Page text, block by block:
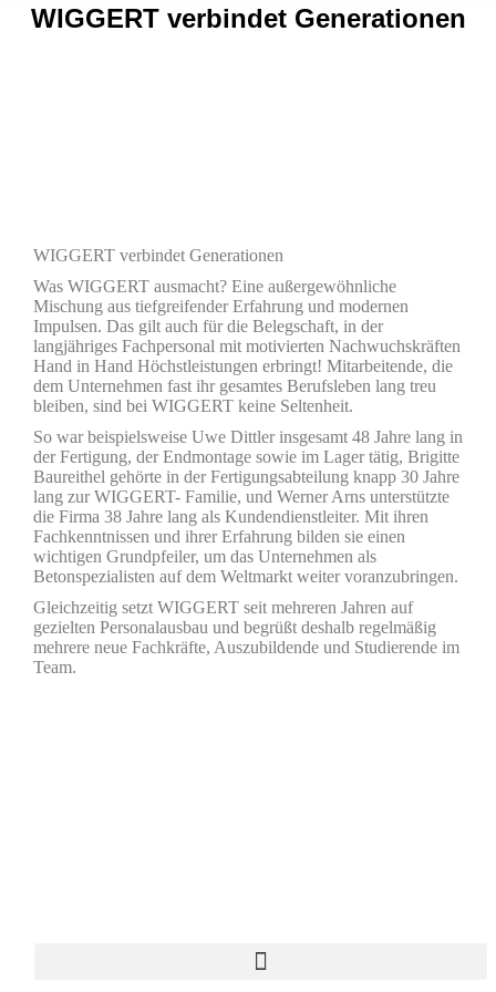
WIGGERT verbindet Generationen
WIGGERT verbindet Generationen
Was WIGGERT ausmacht? Eine außergewöhnliche
Mischung aus tiefgreifender Erfahrung und modernen
Impulsen. Das gilt auch für die Belegschaft, in der
langjähriges Fachpersonal mit motivierten Nachwuchskräften
Hand in Hand Höchstleistungen erbringt! Mitarbeitende, die
dem Unternehmen fast ihr gesamtes Berufsleben lang treu
bleiben, sind bei WIGGERT keine Seltenheit.
So war beispielsweise Uwe Dittler insgesamt 48 Jahre lang in
der Fertigung, der Endmontage sowie im Lager tätig, Brigitte
Baureithel gehörte in der Fertigungsabteilung knapp 30 Jahre
lang zur WIGGERT- Familie, und Werner Arns unterstützte
die Firma 38 Jahre lang als Kundendienstleiter. Mit ihren
Fachkenntnissen und ihrer Erfahrung bilden sie einen
wichtigen Grundpfeiler, um das Unternehmen als
Betonspezialisten auf dem Weltmarkt weiter voranzubringen.
Gleichzeitig setzt WIGGERT seit mehreren Jahren auf
gezielten Personalausbau und begrüßt deshalb regelmäßig
mehrere neue Fachkräfte, Auszubildende und Studierende im
Team.